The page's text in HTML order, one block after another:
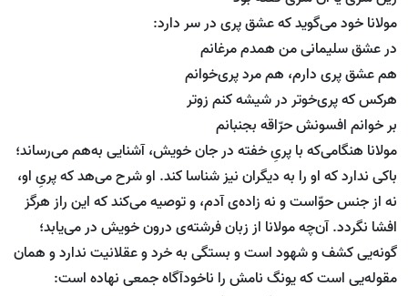
مولانا خود می‌گوید که عشق پری در سر دارد:
در عشق سلیمانی من همدم مرغانم
هم عشق پری دارم، هم مرد پری‌خوانم
هرکس که پری‌خوتر در شیشه کنم زوتر
بر خوانم افسونش حرّاقه بجنبانم
مولانا هنگامی‌که با پریِ خفته در جان خویش،‌ آشنایی به‌هم می‌رساند؛
باکی ندارد که او را به دیگران نیز شناسا کند. او شرح می‌هد که پریِ او،‌
نه از جنس حوّاست و نه زاده‌ی آدم، و توصیه می‌کند که این راز هرگز
افشا نگردد. آن‌چه مولانا از زبان فرشته‌ی درون خویش در می‌یابد؛
گونه‌یی کشف و شهود است و بستگی به خرد و عقلانیت ندارد و همان
مقوله‌یی است که یونگ نامش را ناخودآگاه جمعی نهاده است: